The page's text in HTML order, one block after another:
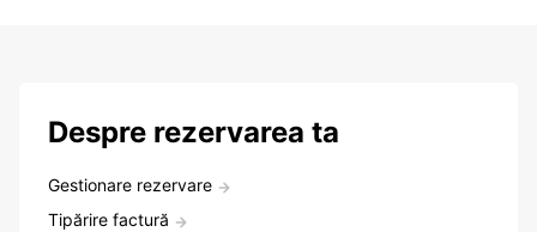
Despre rezervarea ta
Gestionare rezervare
Tipărire factură